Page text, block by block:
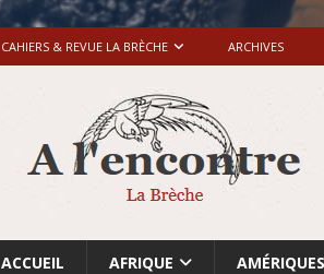
CAHIERS & REVUE LA BRÈCHE ARCHIVES
ACCUEIL AFRIQUE AMÉRIQUES